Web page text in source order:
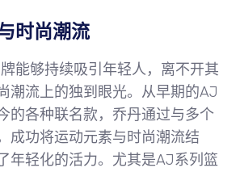
时尚潮流
能够持续吸引年轻人，离不开其
潮流上的独到眼光。从早期的AJ
的各种联名款，乔丹通过与多个
成功将运动元素与时尚潮流结
年轻化的活力。尤其是AJ系列篮